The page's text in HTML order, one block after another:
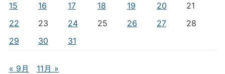
15
16 17 18 19 20
21
22
23 24 25 26 27
28
29
30 31
« 9月 11月 »